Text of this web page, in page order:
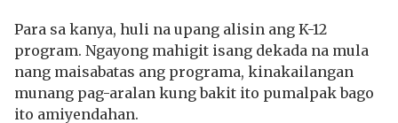
Para sa kanya, huli na upang alisin ang K-12
program. Ngayong mahigit isang dekada na mula
nang maisabatas ang programa, kinakailangan
munang pag-aralan kung bakit ito pumalpak bago
ito amiyendahan.